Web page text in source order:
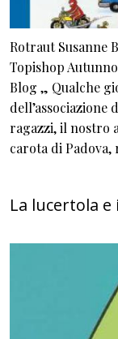
Rotraut Susanne
Topishop
Blog „ Qualche
ragazzi, il nostro
carota di
La lucertola e